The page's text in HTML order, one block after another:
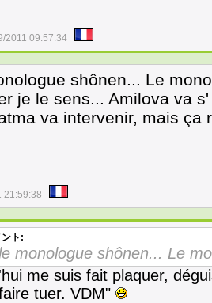
2011 09:57:34
shônen... Le
je le sens... Amilova va
va intervenir, mais ça
21:59:38
ト:
monologue shônen... Le
me suis fait plaquer,
tuer. VDM"